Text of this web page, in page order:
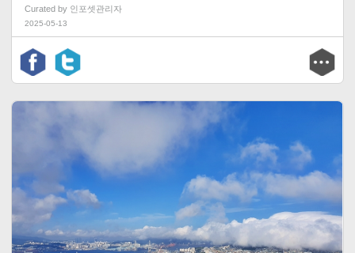
Curated by 인포셋관리자
2025-05-13